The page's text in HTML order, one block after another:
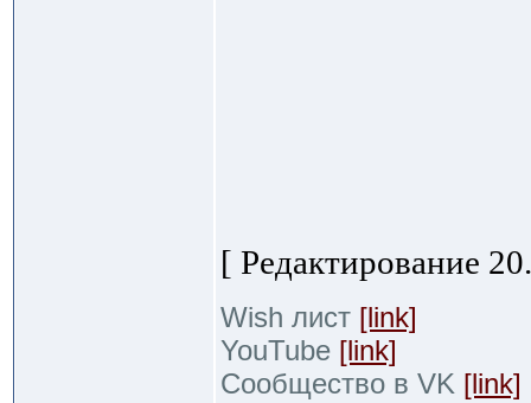
[ Редактирование
Wish лист [link]
YouTube [link]
Сообщество в VK [link]